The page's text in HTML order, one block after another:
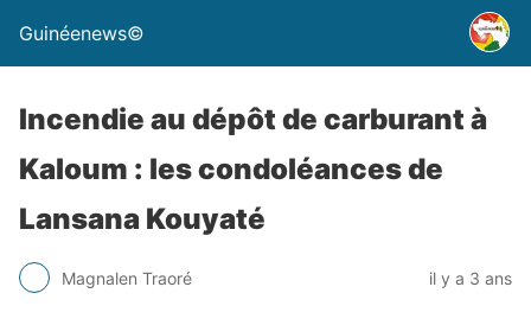
Guinéenews©
Incendie au dépôt de carburant à
Kaloum : les condoléances de
Lansana Kouyaté
Magnalen Traoré il y a 3 ans